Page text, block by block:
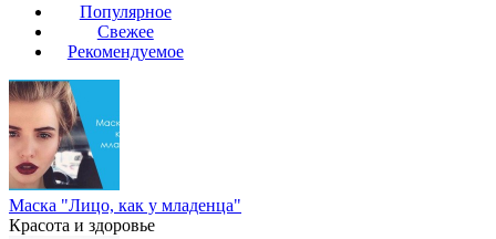
Популярное
Свежее
Рекомендуемое
Маска "Лицо, как у младенца"
Красота и здоровье